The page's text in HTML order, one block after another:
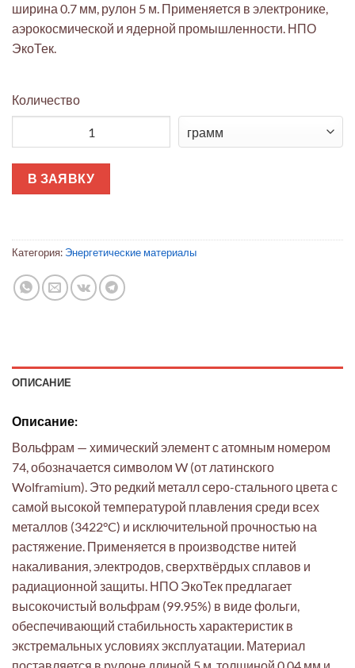
ширина 0.7 мм, рулон 5 м. Применяется в электронике,
аэрокосмической и ядерной промышленности. НПО
ЭкоТек.
Количество
В ЗАЯВКУ
Категория: Энергетические материалы
ОПИСАНИЕ
Описание:
Вольфрам — химический элемент с атомным номером
74, обозначается символом W (от латинского
Wolframium). Это редкий металл серо-стального цвета с
самой высокой температурой плавления среди всех
металлов (3422°C) и исключительной прочностью на
растяжение. Применяется в производстве нитей
накаливания, электродов, сверхтвёрдых сплавов и
радиационной защиты. НПО ЭкоТек предлагает
высокочистый вольфрам (99.95%) в виде фольги,
обеспечивающий стабильность характеристик в
экстремальных условиях эксплуатации. Материал